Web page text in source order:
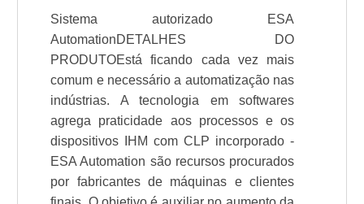
Sistema autorizado ESA
AutomationDETALHES DO
PRODUTOEstá ficando cada vez mais
comum e necessário a automatização nas
indústrias. A tecnologia em softwares
agrega praticidade aos processos e os
dispositivos IHM com CLP incorporado -
ESA Automation são recursos procurados
por fabricantes de máquinas e clientes